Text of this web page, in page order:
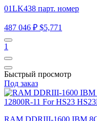
01LK438 парт. номер
487 046 ₽ $5,771
1
Быстрый просмотр
Под заказ
RAM DDRIII-1600 IBM